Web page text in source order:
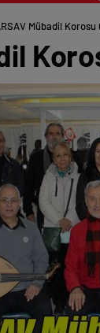
Mübadil Korosu